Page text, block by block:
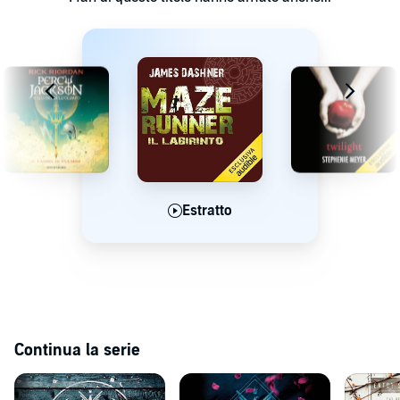
sarà costretto a scegliere tra la necessità di seguire le regole e il
desiderio di sopravvivere, costi quel che costi.
©2020 Mondadori (P)2020 Mondadori
Estratto
Continua la serie